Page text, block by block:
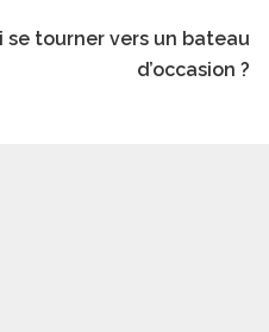
se tourner vers un bateau
d’occasion ?